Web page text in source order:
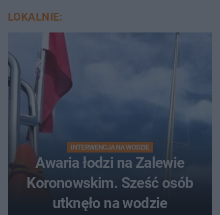
LOKALNIE:
INTERWENCJA NA WODZIE
Awaria łodzi na Zalewie
Koronowskim. Sześć osób
utknęło na wodzie